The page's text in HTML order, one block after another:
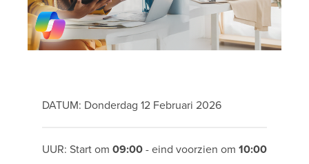
DATUM: Donderdag 12 Februari 2026
UUR: Start om 09:00- eind voorzien om 10:00